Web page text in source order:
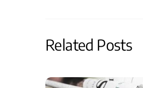
Related Posts